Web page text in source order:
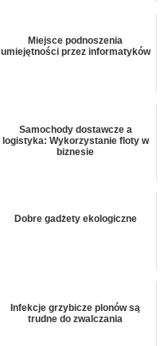
Miejsce podnoszenia
umiejętności przez informatyków
Samochody dostawcze a
logistyka: Wykorzystanie floty w
biznesie
Dobre gadżety ekologiczne
Infekcje grzybicze plonów są
trudne do zwalczania